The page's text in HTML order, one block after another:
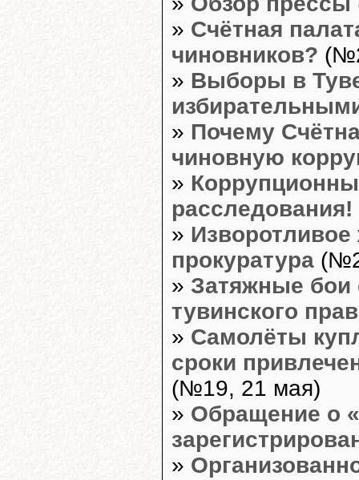
» Счётная
чиновников?
» Выборы в
» Почему
чиновную
»
расследования!
»
прокуратура
» Затяжные бои
тувинского
» Самолёты
сроки
(№19, 21 мая)
» Обращение о
»